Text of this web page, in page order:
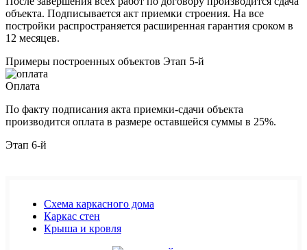
объекта. Подписывается акт приемки строения. На все
постройки распространяется расширенная гарантия сроком в
12 месяцев.
Примеры построенных объектов Этап 5-й
Оплата
По факту подписания акта приемки-сдачи объекта
производится оплата в размере оставшейся суммы в 25%.
Этап 6-й
Схема каркасного дома
Каркас стен
Крыша и кровля